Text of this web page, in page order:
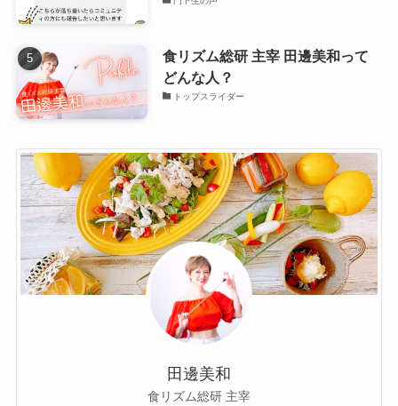
食リズム総研 主宰 田邊美和って
どんな人？
トップスライダー
田邊美和
食リズム総研 主宰